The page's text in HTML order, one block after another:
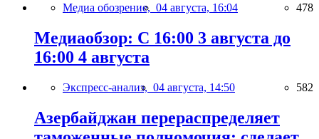
Медиа обозрение, 04 августа, 16:04 478
Медиаобзор: С 16:00 3 августа до
16:00 4 августа
Экспресс-анализ, 04 августа, 14:50 582
Азербайджан перераспределяет